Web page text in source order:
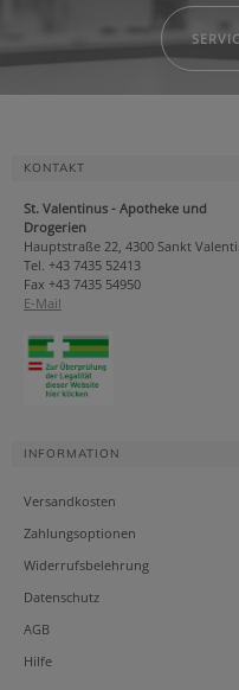
KONTAKT
St. Valentinus - Apotheke und
Drogerien
Hauptstraße 22, 4300 Sankt
Tel. +43 7435 52413
Fax +43 7435 54950
E-Mail
INFORMATION
Versandkosten
Zahlungsoptionen
Widerrufsbelehrung
Datenschutz
AGB
Hilfe